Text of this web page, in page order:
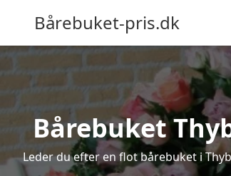
Bårebuket-pris.dk
Bårebuket
Leder du efter en flot bårebuket i